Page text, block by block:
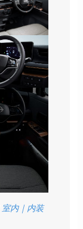
内｜内装